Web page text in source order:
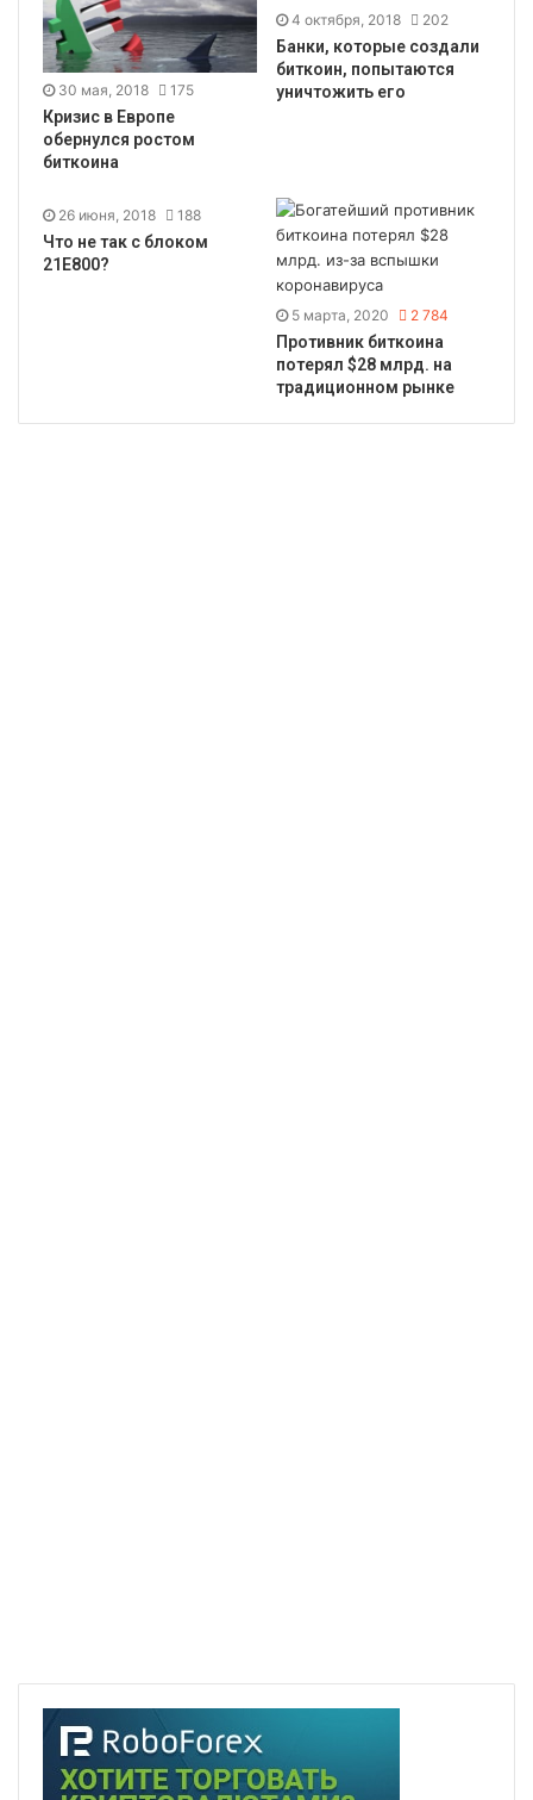
30 мая, 2018 175
Кризис в Европе
обернулся ростом
биткоина
4 октября, 2018 202
Банки, которые создали
биткоин, попытаются
уничтожить его
26 июня, 2018 188
Что не так с блоком
21E800?
5 марта, 2020 2 784
Противник биткоина
потерял $28 млрд. на
традиционном рынке